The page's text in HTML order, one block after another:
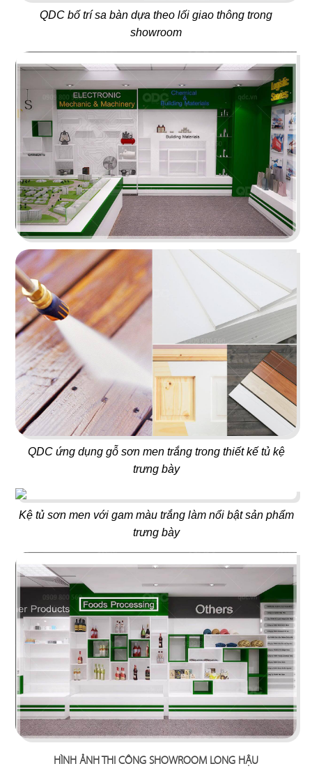
QDC bố trí sa bàn dựa theo lối giao thông trong
showroom
QDC ứng dụng gỗ sơn men trắng trong thiết kế tủ kệ
trưng bày
Kệ tủ sơn men với gam màu trắng làm nổi bật sản phẩm
trưng bày
HÌNH ẢNH THI CÔNG SHOWROOM LONG HẬU
BBQ & Hotpot Nhà hàng Âu
11
YUMMY BABOON
Gà rán
12
MASHA & THE BEAR
13
MARINA
Coffee
15
TEXAS
Nhà hàng
16
BABOON
Nightclub
5 SAO
Nhà hàng Việt
18
667 BISTRO
Rooftop
19
T COFFEE
Cafe
20
BUFFET SUSHI
Nhà hàng Nhật